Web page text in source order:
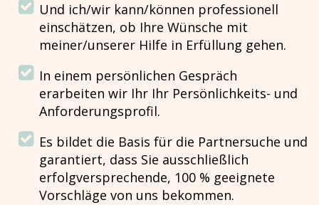
Und ich/wir kann/können professionell
einschätzen, ob Ihre Wünsche mit
meiner/unserer Hilfe in Erfüllung gehen.
In einem persönlichen Gespräch
erarbeiten wir Ihr Ihr Persönlichkeits- und
Anforderungsprofil.
Es bildet die Basis für die Partnersuche und
garantiert, dass Sie ausschließlich
erfolgversprechende, 100 % geeignete
Vorschläge von uns bekommen.